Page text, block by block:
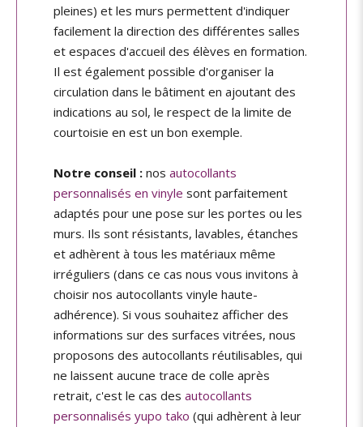
pleines) et les murs permettent d'indiquer
facilement la direction des différentes salles
et espaces d'accueil des élèves en formation.
Il est également possible d'organiser la
circulation dans le bâtiment en ajoutant des
indications au sol, le respect de la limite de
courtoisie en est un bon exemple.
Notre conseil : nos autocollants
personnalisés en vinyle sont parfaitement
adaptés pour une pose sur les portes ou les
murs. Ils sont résistants, lavables, étanches
et adhèrent à tous les matériaux même
irréguliers (dans ce cas nous vous invitons à
choisir nos autocollants vinyle haute-
adhérence). Si vous souhaitez afficher des
informations sur des surfaces vitrées, nous
proposons des autocollants réutilisables, qui
ne laissent aucune trace de colle après
retrait, c'est le cas des autocollants
personnalisés yupo tako (qui adhèrent à leur